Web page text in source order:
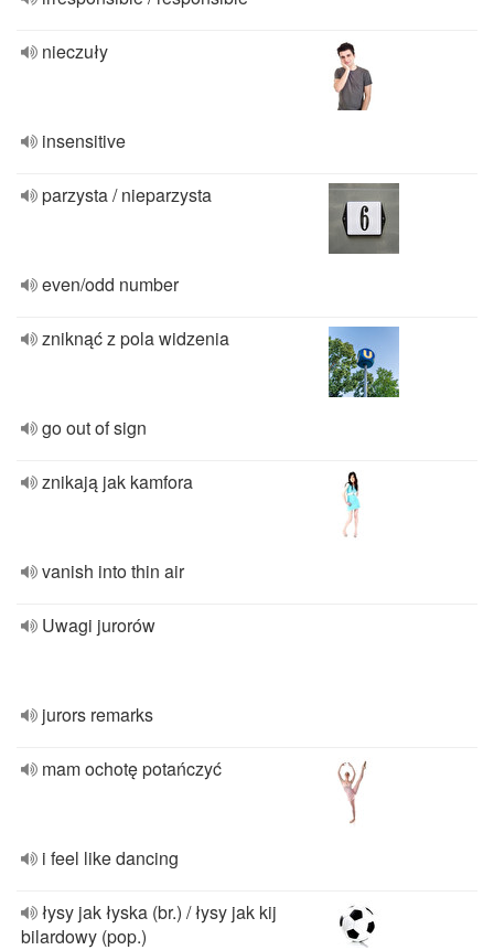
nieczuły
insensitive
parzysta / nieparzysta
even/odd number
zniknąć z pola widzenia
go out of sign
znikają jak kamfora
vanish into thin air
Uwagi jurorów
jurors remarks
mam ochotę potańczyć
i feel like dancing
łysy jak łyska (br.) / łysy jak kij
bilardowy (pop.)